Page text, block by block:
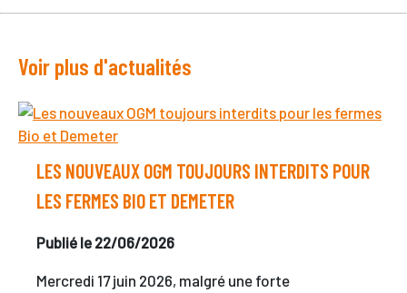
Voir plus d'actualités
LES NOUVEAUX OGM TOUJOURS INTERDITS POUR
LES FERMES BIO ET DEMETER
Publié le 22/06/2026
Mercredi 17 juin 2026, malgré une forte